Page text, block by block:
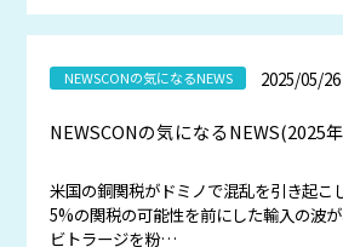
NEWSCONの気になるNEWS 2025/05/26
NEWSCONの気になるNEWS(2025
米国の銅関税がドミノで混乱を引き起こ
5%の関税の可能性を前にした輸入の波
ビトラージを粉…